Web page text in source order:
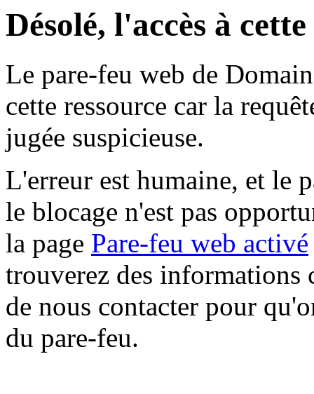
Désolé, l'accès à
Le pare-feu web de
cette ressource car la
jugée suspicieuse.
L'erreur est humaine, et le
le blocage n'est pas
la page Pare-feu web activé
trouverez des informations
de nous contacter pour
du pare-feu.